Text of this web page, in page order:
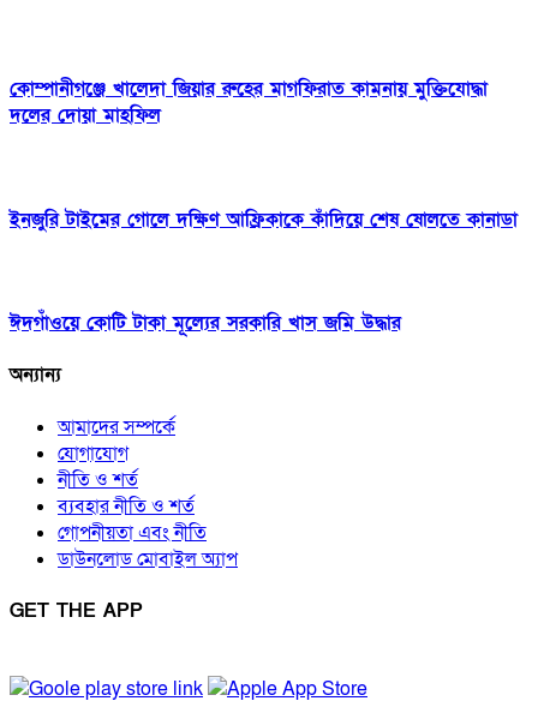
কোম্পানীগঞ্জে খালেদা জিয়ার রুহের মাগফিরাত কামনায় মুক্তিযোদ্ধা
দলের দোয়া মাহফিল
ইনজুরি টাইমের গোলে দক্ষিণ আফ্রিকাকে কাঁদিয়ে শেষ ষোলতে কানাডা
ঈদগাঁওয়ে কোটি টাকা মূল্যের সরকারি খাস জমি উদ্ধার
অন্যান্য
আমাদের সম্পর্কে
যোগাযোগ
নীতি ও শর্ত
ব্যবহার নীতি ও শর্ত
গোপনীয়তা এবং নীতি
ডাউনলোড মোবাইল অ্যাপ
GET THE APP